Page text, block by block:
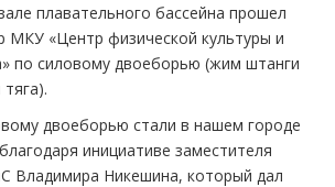
плавательного бассейна прошел
МКУ «Центр физической культуры и
по силовому двоеборью (жим штанги
двоеборью стали в нашем городе
инициативе заместителя
Владимира Никешина, который дал